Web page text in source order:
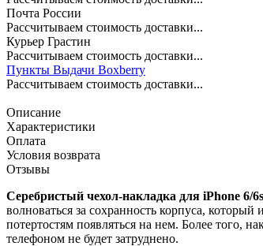
Почта России
Рассчитываем стоимость доставки...
Курьер Грастин
Рассчитываем стоимость доставки...
Пункты Выдачи Boxberry
Рассчитываем стоимость доставки...
Описание
Характеристики
Оплата
Условия возврата
Отзывы
Серебристый чехол-накладка для iPhone 6/
волноваться за сохранность корпуса,
потертостям появляться на нем. Более того,
телефоном не будет затруднено.